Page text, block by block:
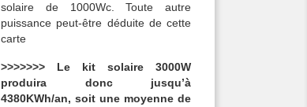
solaire de 1000Wc. Toute autre
puissance peut-être déduite de cette
carte
>>>>>>> Le kit solaire 3000W
produira donc jusqu’à
4380KWh/an, soit une moyenne de